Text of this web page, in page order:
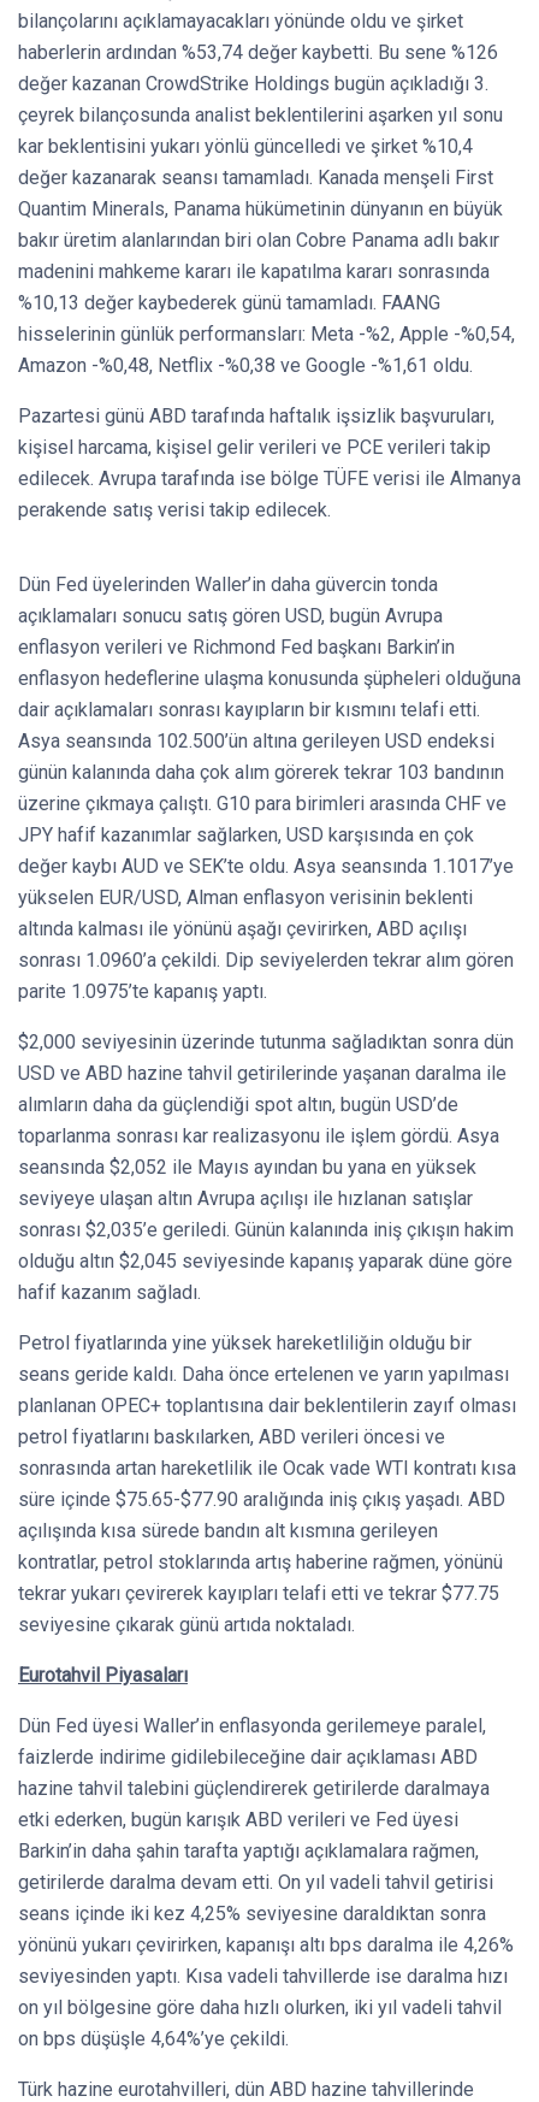
bilançolarını açıklamayacakları yönünde oldu ve şirket
haberlerin ardından %53,74 değer kaybetti. Bu sene %126
değer kazanan CrowdStrike Holdings bugün açıkladığı 3.
çeyrek bilançosunda analist beklentilerini aşarken yıl sonu
kar beklentisini yukarı yönlü güncelledi ve şirket %10,4
değer kazanarak seansı tamamladı. Kanada menşeli First
Quantim Minerals, Panama hükümetinin dünyanın en büyük
bakır üretim alanlarından biri olan Cobre Panama adlı bakır
madenini mahkeme kararı ile kapatılma kararı sonrasında
%10,13 değer kaybederek günü tamamladı. FAANG
hisselerinin günlük performansları: Meta -%2, Apple -%0,54,
Amazon -%0,48, Netflix -%0,38 ve Google -%1,61 oldu.
Pazartesi günü ABD tarafında haftalık işsizlik başvuruları,
kişisel harcama, kişisel gelir verileri ve PCE verileri takip
edilecek. Avrupa tarafında ise bölge TÜFE verisi ile Almanya
perakende satış verisi takip edilecek.
Dün Fed üyelerinden Waller’in daha güvercin tonda
açıklamaları sonucu satış gören USD, bugün Avrupa
enflasyon verileri ve Richmond Fed başkanı Barkin’in
enflasyon hedeflerine ulaşma konusunda şüpheleri olduğuna
dair açıklamaları sonrası kayıpların bir kısmını telafi etti.
Asya seansında 102.500’ün altına gerileyen USD endeksi
günün kalanında daha çok alım görerek tekrar 103 bandının
üzerine çıkmaya çalıştı. G10 para birimleri arasında CHF ve
JPY hafif kazanımlar sağlarken, USD karşısında en çok
değer kaybı AUD ve SEK’te oldu. Asya seansında 1.1017’ye
yükselen EUR/USD, Alman enflasyon verisinin beklenti
altında kalması ile yönünü aşağı çevirirken, ABD açılışı
sonrası 1.0960’a çekildi. Dip seviyelerden tekrar alım gören
parite 1.0975’te kapanış yaptı.
$2,000 seviyesinin üzerinde tutunma sağladıktan sonra dün
USD ve ABD hazine tahvil getirilerinde yaşanan daralma ile
alımların daha da güçlendiği spot altın, bugün USD’de
toparlanma sonrası kar realizasyonu ile işlem gördü. Asya
seansında $2,052 ile Mayıs ayından bu yana en yüksek
seviyeye ulaşan altın Avrupa açılışı ile hızlanan satışlar
sonrası $2,035’e geriledi. Günün kalanında iniş çıkışın hakim
olduğu altın $2,045 seviyesinde kapanış yaparak düne göre
hafif kazanım sağladı.
Petrol fiyatlarında yine yüksek hareketliliğin olduğu bir
seans geride kaldı. Daha önce ertelenen ve yarın yapılması
planlanan OPEC+ toplantısına dair beklentilerin zayıf olması
petrol fiyatlarını baskılarken, ABD verileri öncesi ve
sonrasında artan hareketlilik ile Ocak vade WTI kontratı kısa
süre içinde $75.65-$77.90 aralığında iniş çıkış yaşadı. ABD
açılışında kısa sürede bandın alt kısmına gerileyen
kontratlar, petrol stoklarında artış haberine rağmen, yönünü
tekrar yukarı çevirerek kayıpları telafi etti ve tekrar $77.75
seviyesine çıkarak günü artıda noktaladı.
Eurotahvil Piyasaları
Dün Fed üyesi Waller’in enflasyonda gerilemeye paralel,
faizlerde indirime gidilebileceğine dair açıklaması ABD
hazine tahvil talebini güçlendirerek getirilerde daralmaya
etki ederken, bugün karışık ABD verileri ve Fed üyesi
Barkin’in daha şahin tarafta yaptığı açıklamalara rağmen,
getirilerde daralma devam etti. On yıl vadeli tahvil getirisi
seans içinde iki kez 4,25% seviyesine daraldıktan sonra
yönünü yukarı çevirirken, kapanışı altı bps daralma ile 4,26%
seviyesinden yaptı. Kısa vadeli tahvillerde ise daralma hızı
on yıl bölgesine göre daha hızlı olurken, iki yıl vadeli tahvil
on bps düşüşle 4,64%’ye çekildi.
Türk hazine eurotahvilleri, dün ABD hazine tahvillerinde